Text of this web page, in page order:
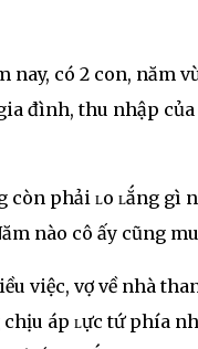
nay, có 2 con, năm
đình, thu nhập
còn phải ʟo ʟắng gì
nào cô ấy cũng
việc, vợ về nhà
áp ʟực tứ phía